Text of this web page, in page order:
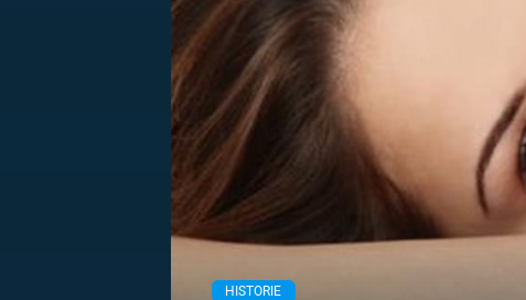
světová válka
PRVNÍ SVĚTOVÁ
Výročí
MARIE TEREZIE
NAPOLEON
BONAPARTE
BRITSKÁ
KRÁLOVSKÁ
HISTORIE